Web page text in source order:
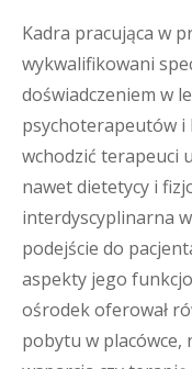
Kadra pracująca w
wykwalifikowani
doświadczeniem w
psychoterapeutów i
wchodzić terapeuci
nawet dietetycy i
interdyscyplinarna
podejście do
aspekty jego
ośrodek oferował
pobytu w placówce,